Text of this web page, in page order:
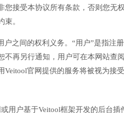
您接受本协议所有条款，否则您无
束。
户之间的权利义务。“用户”是指注
不再另行通知，用户可在本网站查
Veitool官网提供的服务将被视为接
用户基于Veitool框架开发的后台